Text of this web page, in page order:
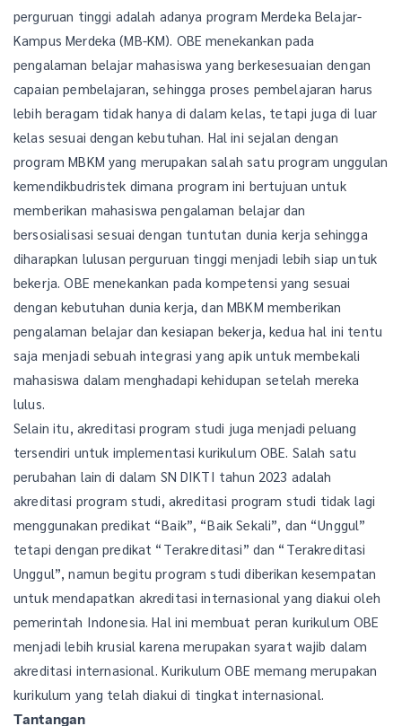
perguruan tinggi adalah adanya program Merdeka Belajar-
Kampus Merdeka (MB-KM). OBE menekankan pada
pengalaman belajar mahasiswa yang berkesesuaian dengan
capaian pembelajaran, sehingga proses pembelajaran harus
lebih beragam tidak hanya di dalam kelas, tetapi juga di luar
kelas sesuai dengan kebutuhan. Hal ini sejalan dengan
program MBKM yang merupakan salah satu program unggulan
kemendikbudristek dimana program ini bertujuan untuk
memberikan mahasiswa pengalaman belajar dan
bersosialisasi sesuai dengan tuntutan dunia kerja sehingga
diharapkan lulusan perguruan tinggi menjadi lebih siap untuk
bekerja. OBE menekankan pada kompetensi yang sesuai
dengan kebutuhan dunia kerja, dan MBKM memberikan
pengalaman belajar dan kesiapan bekerja, kedua hal ini tentu
saja menjadi sebuah integrasi yang apik untuk membekali
mahasiswa dalam menghadapi kehidupan setelah mereka
lulus.
Selain itu, akreditasi program studi juga menjadi peluang
tersendiri untuk implementasi kurikulum OBE. Salah satu
perubahan lain di dalam SN DIKTI tahun 2023 adalah
akreditasi program studi, akreditasi program studi tidak lagi
menggunakan predikat “Baik”, “Baik Sekali”, dan “Unggul”
tetapi dengan predikat “Terakreditasi” dan “Terakreditasi
Unggul”, namun begitu program studi diberikan kesempatan
untuk mendapatkan akreditasi internasional yang diakui oleh
pemerintah Indonesia. Hal ini membuat peran kurikulum OBE
menjadi lebih krusial karena merupakan syarat wajib dalam
akreditasi internasional. Kurikulum OBE memang merupakan
kurikulum yang telah diakui di tingkat internasional.
Tantangan